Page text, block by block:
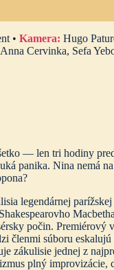
• Kamera: Hugo
Cervinka, Sefa
— len tri hodiny
panika. Nina nemá
legendárnej
počin. Premiérový
členmi súboru
zákulisie jednej z
plný improvizácie,